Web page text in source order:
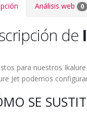
Análisis web 0
de
para nuestros Ikalure
Jet podemos
SE